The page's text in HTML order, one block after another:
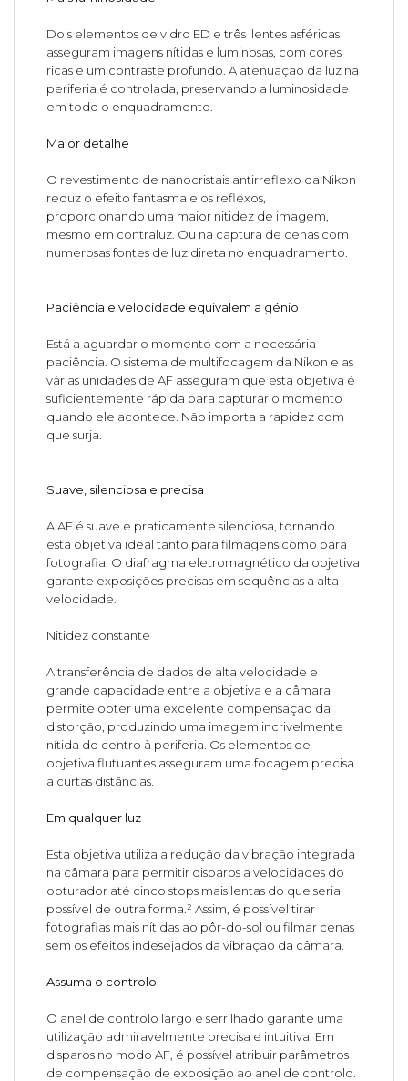
Dois elementos de vidro ED e três lentes asféricas
asseguram imagens nítidas e luminosas, com cores
ricas e um contraste profundo. A atenuação da luz na
periferia é controlada, preservando a luminosidade
em todo o enquadramento.
Maior detalhe
O revestimento de nanocristais antirreflexo da Nikon
reduz o efeito fantasma e os reflexos,
proporcionando uma maior nitidez de imagem,
mesmo em contraluz. Ou na captura de cenas com
numerosas fontes de luz direta no enquadramento.
Paciência e velocidade equivalem a génio
Está a aguardar o momento com a necessária
paciência. O sistema de multifocagem da Nikon e as
várias unidades de AF asseguram que esta objetiva é
suficientemente rápida para capturar o momento
quando ele acontece. Não importa a rapidez com
que surja.
Suave, silenciosa e precisa
A AF é suave e praticamente silenciosa, tornando
esta objetiva ideal tanto para filmagens como para
fotografia. O diafragma eletromagnético da objetiva
garante exposições precisas em sequências a alta
velocidade.
Nitidez constante
A transferência de dados de alta velocidade e
grande capacidade entre a objetiva e a câmara
permite obter uma excelente compensação da
distorção, produzindo uma imagem incrivelmente
nítida do centro à periferia. Os elementos de
objetiva flutuantes asseguram uma focagem precisa
a curtas distâncias.
Em qualquer luz
Esta objetiva utiliza a redução da vibração integrada
na câmara para permitir disparos a velocidades do
obturador até cinco stops mais lentas do que seria
possível de outra forma.² Assim, é possível tirar
fotografias mais nítidas ao pôr-do-sol ou filmar cenas
sem os efeitos indesejados da vibração da câmara.
Assuma o controlo
O anel de controlo largo e serrilhado garante uma
utilização admiravelmente precisa e intuitiva. Em
disparos no modo AF, é possível atribuir parâmetros
de compensação de exposição ao anel de controlo.